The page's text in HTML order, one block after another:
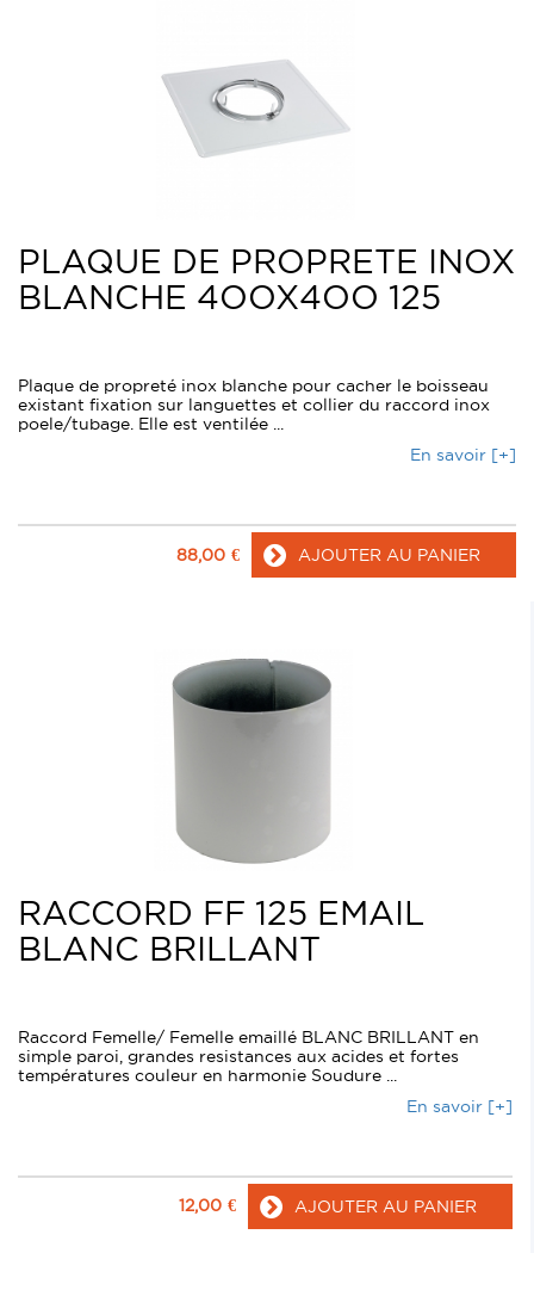
PLAQUE DE PROPRETE INOX
BLANCHE 4OOX4OO 125
Plaque de propreté inox blanche pour cacher le boisseau
existant fixation sur languettes et collier du raccord inox
poele/tubage. Elle est ventilée ...
En savoir [+]
88,00 € AJOUTER AU PANIER
RACCORD FF 125 EMAIL
BLANC BRILLANT
Raccord Femelle/ Femelle emaillé BLANC BRILLANT en
simple paroi, grandes resistances aux acides et fortes
températures couleur en harmonie Soudure ...
En savoir [+]
12,00 € AJOUTER AU PANIER